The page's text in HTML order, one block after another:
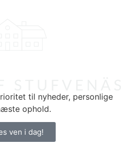
til nyheder, personlige
ophold.
ven i dag!